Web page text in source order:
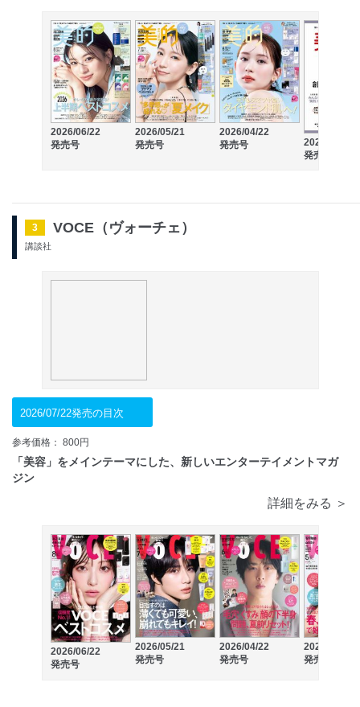
2026/06/22
発売号
2026/05/21
発売号
2026/04/22
発売号
2026/03/21
発売号
3 VOCE（ヴォーチェ）
講談社
2026/07/22発売の目次
参考価格： 800円
「美容」をメインテーマにした、新しいエンターテイメントマガ
ジン
詳細をみる ＞
2026/06/22
発売号
2026/05/21
発売号
2026/04/22
発売号
2026/03/21
発売号